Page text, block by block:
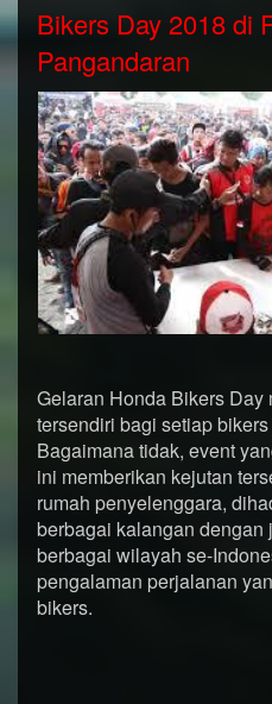
Bikers Day 2018 di
Pangandaran
Gelaran Honda Bikers Day
tersendiri bagi setiap
Bagaimana tidak, event
ini memberikan kejutan
rumah penyelenggara,
berbagai kalangan dengan
berbagai wilayah se-
pengalaman perjalanan
bikers.